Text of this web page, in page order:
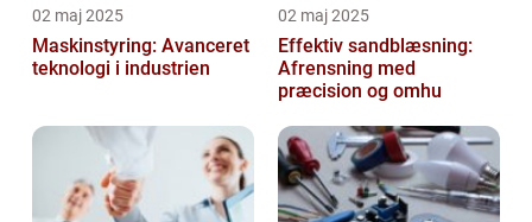
02 maj 2025
Maskinstyring: Avanceret
teknologi i industrien
02 maj 2025
Effektiv sandblæsning:
Afrensning med
præcision og omhu